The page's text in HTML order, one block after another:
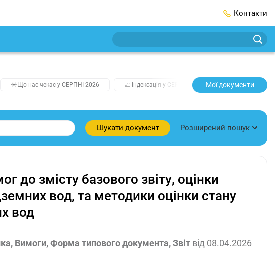
Контакти
☀️Що нас чекає у СЕРПНІ 2026 📈 Індексація у СЕРПНІ 2️⃣0️⃣2️⃣7️⃣ Усі
Мої документи
Шукати документ Розширений пошук
до змісту базового звіту, оцінки
вод, та методики оцінки стану
вод
Вимоги, Форма типового документа, Звіт від 08.04.2026